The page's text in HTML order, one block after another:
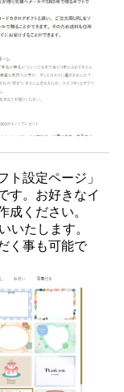
ト設定ページ」
す。お好きなイ
成ください。
いたします。
く事も可能で